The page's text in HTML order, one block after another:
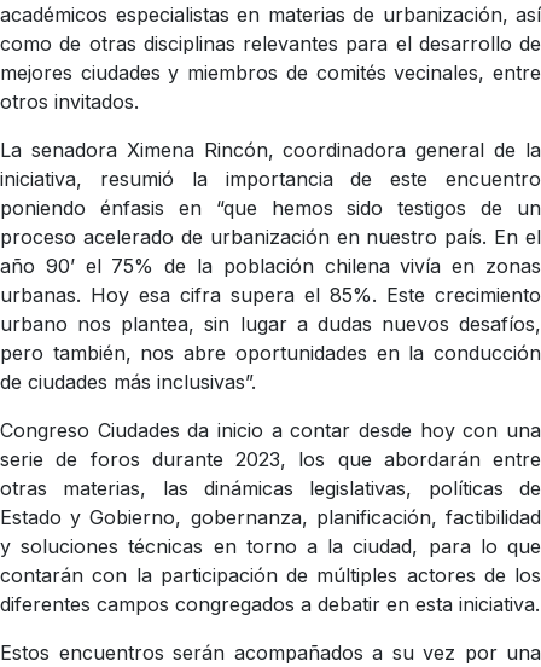
académicos especialistas en materias de urbanización, así
como de otras disciplinas relevantes para el desarrollo de
mejores ciudades y miembros de comités vecinales, entre
otros invitados.
La senadora Ximena Rincón, coordinadora general de la
iniciativa, resumió la importancia de este encuentro
poniendo énfasis en “que hemos sido testigos de un
proceso acelerado de urbanización en nuestro país. En el
año 90’ el 75% de la población chilena vivía en zonas
urbanas. Hoy esa cifra supera el 85%. Este crecimiento
urbano nos plantea, sin lugar a dudas nuevos desafíos,
pero también, nos abre oportunidades en la conducción
de ciudades más inclusivas”.
Congreso Ciudades da inicio a contar desde hoy con una
serie de foros durante 2023, los que abordarán entre
otras materias, las dinámicas legislativas, políticas de
Estado y Gobierno, gobernanza, planificación, factibilidad
y soluciones técnicas en torno a la ciudad, para lo que
contarán con la participación de múltiples actores de los
diferentes campos congregados a debatir en esta iniciativa.
Estos encuentros serán acompañados a su vez por una